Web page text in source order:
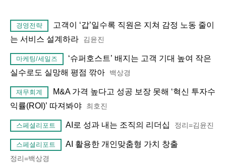
경영전략
고객이 ‘갑’일수록 직원은 지쳐 감정 노동 줄이
는 서비스 설계하라
김윤진
마케팅/세일즈
‘슈퍼호스트’ 배지는 고객 기대 높여 작은
실수로도 실망해 평점 깎아
백상경
재무회계
M&A 가격 높다고 성공 보장 못해 ‘혁신 투자수
익률(ROI)’ 따져봐야
최호진
스페셜리포트 AI로 성과 내는 조직의 리더십 정리=김윤진
스페셜리포트 AI 활용한 개인맞춤형 가치 창출
정리=백상경